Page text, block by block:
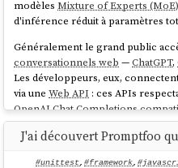
modèlesMixture of Experts (MoE)
d'inférence réduit à paramètres
Généralement le grand public
conversationnels web —ChatGPT,
Les développeurs, eux,
via uneWeb API : ces APIs
OpenAI Chat Completions
progressivement divergé.
OpenAIcherche à imposer un
J'ai découvert Promptfoo
#unittest, #framework,